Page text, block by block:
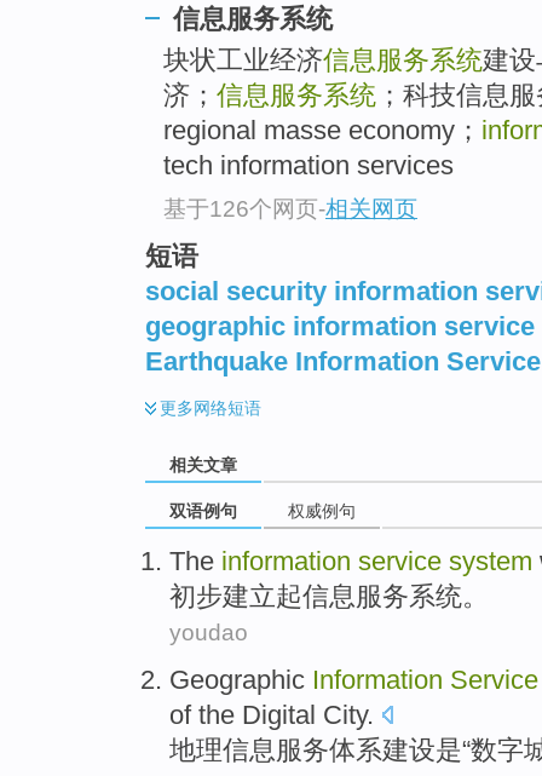
信息服务系统
块状工业经济信息服务系统建
济； 信息服务系统 ；科技信息
regional masse economy；
tech information services
基于126个网页-相关网页
短语
social security information
geographic information service
Earthquake Information
更多网络短语
相关文章
双语例句 权威例句
The information service system
初步建立起信息服务系统。
youdao
Geographic Information Service
ofthe Digital City.
地理信息服务体系建设是“数字